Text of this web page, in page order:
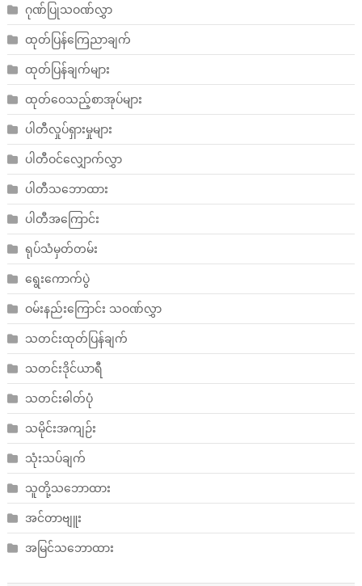
ဂုဏ်ပြုသဝဏ်လွှာ
ထုတ်ပြန်ကြေညာချက်
ထုတ်ပြန်ချက်များ
ထုတ်ဝေသည့်စာအုပ်များ
ပါတီလှုပ်ရှားမှုများ
ပါတီဝင်လျှောက်လွှာ
ပါတီသဘောထား
ပါတီအကြောင်း
ရုပ်သံမှတ်တမ်း
ရွေးကောက်ပွဲ
ဝမ်းနည်းကြောင်း သဝဏ်လွှာ
သတင်းထုတ်ပြန်ချက်
သတင်းဒိုင်ယာရီ
သတင်းဓါတ်ပုံ
သမိုင်းအကျဉ်း
သုံးသပ်ချက်
သူတို့သဘောထား
အင်တာဗျူး
အမြင်သဘောထား